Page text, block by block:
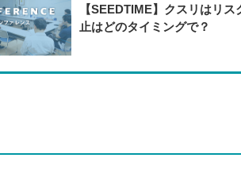
【SEEDTIME】クスリはリス
止はどのタイミングで？